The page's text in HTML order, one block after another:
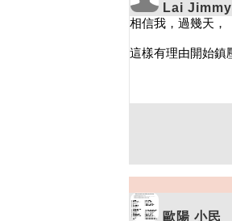
Lai Jimmy
歐陽 小民